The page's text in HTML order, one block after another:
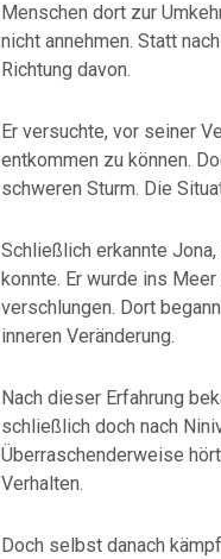
Menschen dort zur
nicht annehmen. Statt
Richtung davon.
Er versuchte, vor seiner
entkommen zu können.
schweren Sturm. Die
Schließlich erkannte
konnte. Er wurde ins
verschlungen. Dort
inneren Veränderung.
Nach dieser Erfahrung
schließlich doch nach
Überraschenderweise
Verhalten.
Doch selbst danach